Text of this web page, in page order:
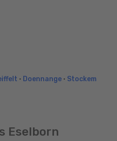
• Doennange • Stockem
Eselborn